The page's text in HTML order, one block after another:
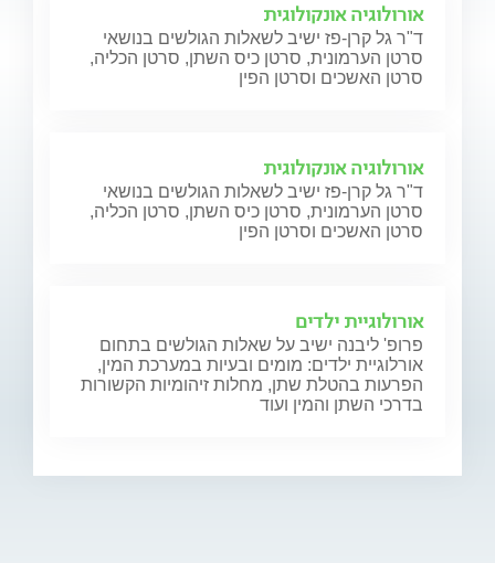
אורולוגיה אונקולוגית
ד"ר גל קרן-פז ישיב לשאלות הגולשים בנושאי
סרטן הערמונית, סרטן כיס השתן, סרטן הכליה,
סרטן האשכים וסרטן הפין
אורולוגיה אונקולוגית
ד"ר גל קרן-פז ישיב לשאלות הגולשים בנושאי
סרטן הערמונית, סרטן כיס השתן, סרטן הכליה,
סרטן האשכים וסרטן הפין
אורולוגיית ילדים
פרופ' ליבנה ישיב על שאלות הגולשים בתחום
אורלוגיית ילדים: מומים ובעיות במערכת המין,
הפרעות בהטלת שתן, מחלות זיהומיות הקשורות
בדרכי השתן והמין ועוד